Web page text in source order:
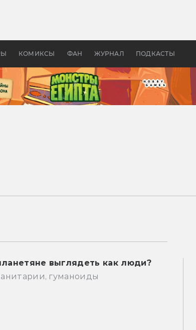
КОМИКСЫ ФАН ЖУРНАЛ ПОДКАСТЫ
—
бы «Властелина колец»
выглядеть как люди?
гуманоиды